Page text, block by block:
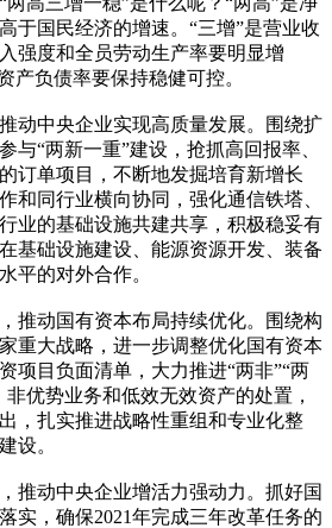
于国民经济的增速。“三增”是营业收
强度和全员劳动生产率要明显增
产负债率要保持稳健可控。
动中央企业实现高质量发展。围绕扩
与“两新一重”建设，抢抓高回报率、
订单项目，不断地发掘培育新增长
和同行业横向协同，强化通信铁塔、
业的基础设施共建共享，积极稳妥有
基础设施建设、能源资源开发、装备
平的对外合作。
推动国有资本布局持续优化。围绕构
重大战略，进一步调整优化国有资本
项目负面清单，大力推进“两非”“两
优势业务和低效无效资产的处置，
，扎实推进战略性重组和专业化整
设。
推动中央企业增活力强动力。抓好国
实，确保2021年完成三年改革任务的